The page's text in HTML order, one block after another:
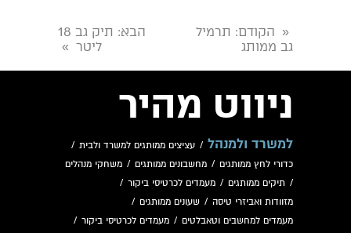
« הקודם: תרמיל
גב ממותג
הבא
: תיק גב 18
ליטר »
ניווט מהיר
למשרד ולמנהל / עציצים ממותגים למשרד ולבית /
כדורי לחץ ממותגים / מחשבונים ממותגים / משחקי מנהלים
/ תיקים ממותגים / מעמדים לכרטיסי ביקור /
מזוודות ואביזרי טיסה / שעונים ממותגים /
מעמדים למחשבים וטאבלטים / מעמדים לכרטיסי ביקור /